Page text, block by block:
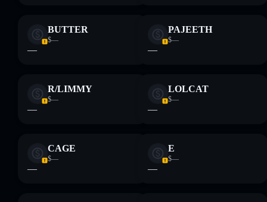
BUTTER
$—
—
PAJEETH
$—
—
R/LIMMY
$—
—
LOLCAT
$—
—
CAGE
$—
—
E
$—
—